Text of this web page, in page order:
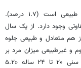
در سنین کمتر از ۱۰ سال نسبت مردان به زنان طبیعی است (۱.۷ درصد).
وجود دارد. از یک سال
زن باز هم متعادل و طبیعی جلوه
افزونی مداوم و غیرطبیعی میزان مرد بر
زن مواجه می‌شویم به این ترتیب که در گروه‌های سنی ۲۰ تا ۲۴ ساله «۵.۲